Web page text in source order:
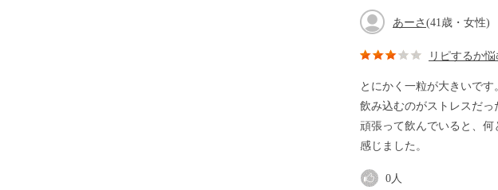
あーさ (41歳・女性)
リピするか悩
とにかく一粒が大きいです
飲み込むのがストレスだっ
頑張って飲んでいると、
感じました。
0人